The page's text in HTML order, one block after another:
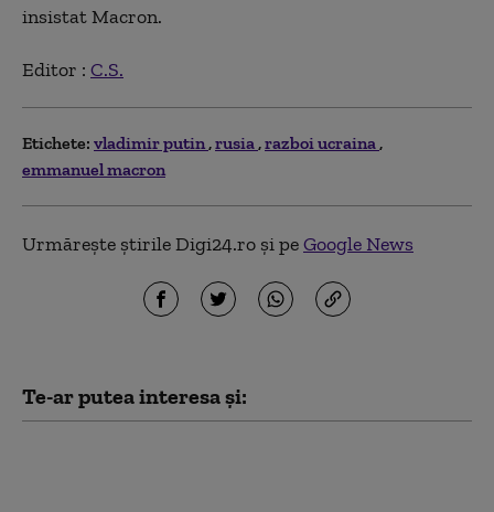
insistat Macron.
Editor : C.S.
Etichete: vladimir putin rusia razboi ucraina
emmanuel macron
Urmărește știrile Digi24.ro și peGoogle News
Te-ar putea interesa și: